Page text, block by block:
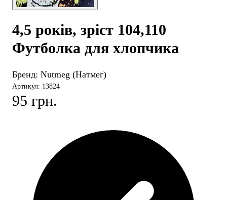
4,5 років, зріст 104,110
Футболка для хлопчика
Бренд: Nutmeg (Натмег)
Артикул: 13824
95 грн.